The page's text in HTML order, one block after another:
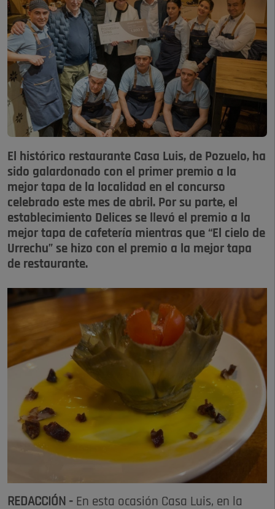
El histórico restaurante Casa Luis, de Pozuelo, ha
sido galardonado con el primer premio a la
mejor tapa de la localidad en el concurso
celebrado este mes de abril. Por su parte, el
establecimiento Delices se llevó el premio a la
mejor tapa de cafetería mientras que “El cielo de
Urrechu” se hizo con el premio a la mejor tapa
de restaurante.
REDACCIÓN - En esta ocasión Casa Luis, en la